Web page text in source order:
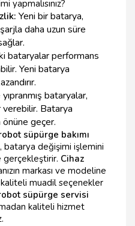
yapmalısınız?
Yeni bir batarya,
daha uzun süre
bataryalar performans
Yeni batarya
bataryalar,
verebilir. Batarya
önüne geçer.
süpürge bakımı
batarya değişimi işlemini
gerçekleştirir. Cihaz
markası ve modeline
muadil seçenekler
süpürge servisi
kaliteli hizmet